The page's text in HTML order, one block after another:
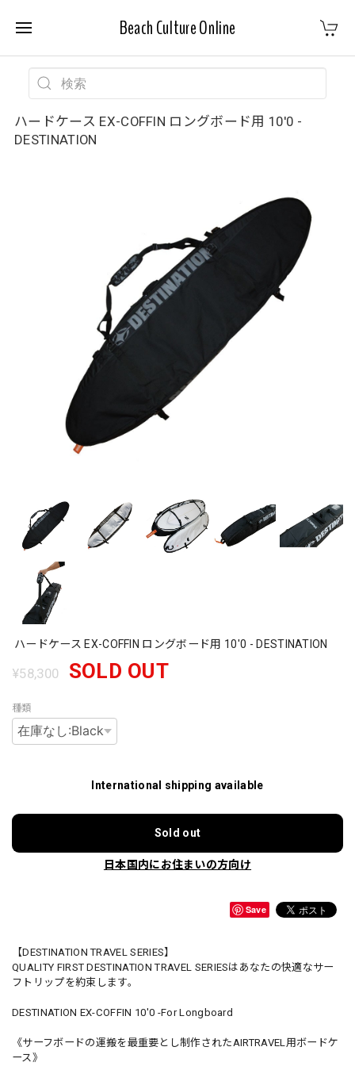
Beach Culture Online
ハードケース EX-COFFIN ロングボード用 10'0 -
DESTINATION
ハードケース EX-COFFIN ロングボード用 10'0 - DESTINATION
¥58,300 SOLD OUT
種類
International shipping available
Sold out
日本国内にお住まいの方向け
Save
【DESTINATION TRAVEL SERIES】
QUALITY FIRST DESTINATION TRAVEL SERIESはあなたの快適なサー
フトリップを約束します。
DESTINATION EX-COFFIN 10'0 -For Longboard
《サーフボードの運搬を最重要とし制作されたAIRTRAVEL用ボードケ
ース》